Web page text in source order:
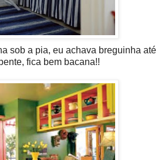
sob a pia, eu achava breguinha até
fica bem bacana!!